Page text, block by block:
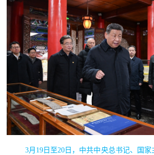
3月19日至20日，中共中央总书记、国